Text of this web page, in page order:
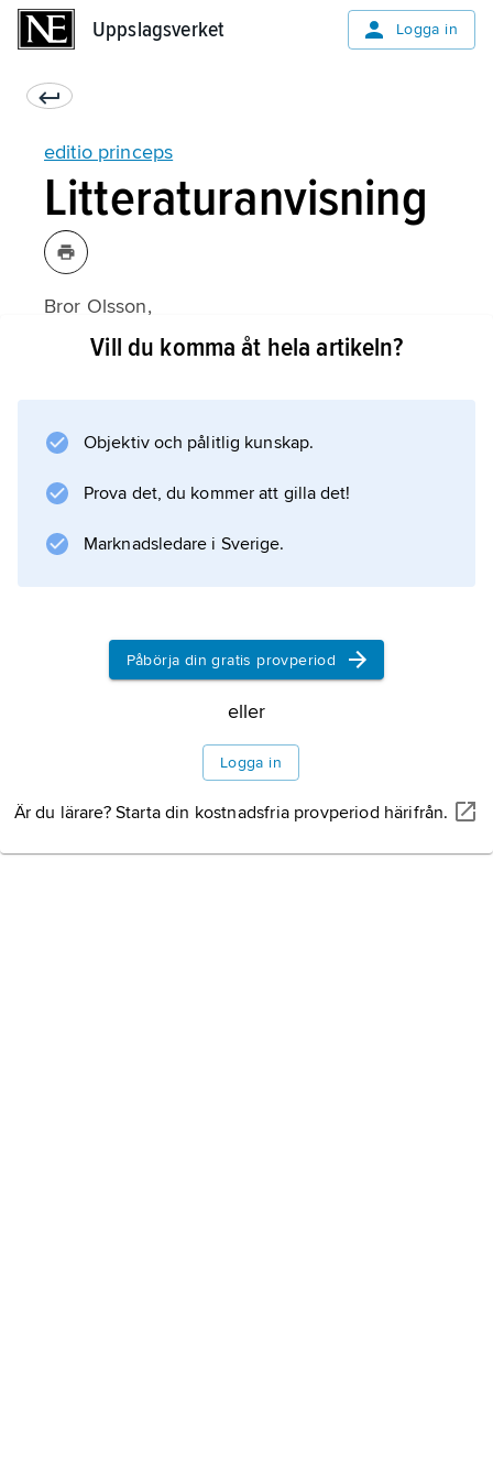
Uppslagsverket Logga in
editio princeps
Litteraturanvisning
Bror Olsson,
Editiones principes av klassiska författare
Vill du komma åt hela artikeln?
Objektiv och pålitlig kunskap.
Prova det, du kommer att gilla det!
Marknadsledare i Sverige.
Påbörja din gratis provperiod
eller
Logga in
Är du lärare? Starta din kostnadsfria provperiod härifrån.